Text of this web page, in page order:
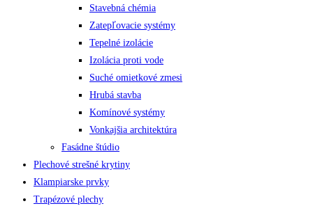
Stavebná chémia
Zatepľovacie systémy
Tepelné izolácie
Izolácia proti vode
Suché omietkové zmesi
Hrubá stavba
Komínové systémy
Vonkajšia architektúra
Fasádne štúdio
Plechové strešné krytiny
Klampiarske prvky
Trapézové plechy